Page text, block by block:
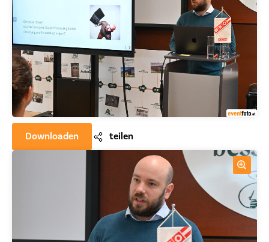
Downloaden teilen